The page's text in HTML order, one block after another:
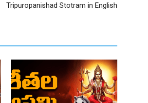
Tripuropanishad Stotram in English